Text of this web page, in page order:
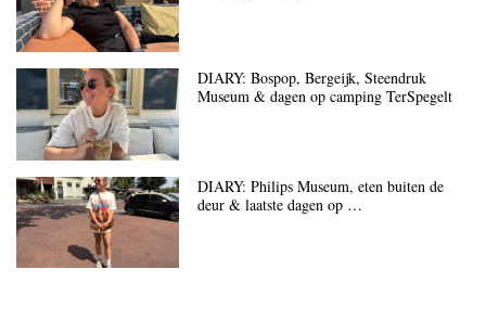
DIARY: Bospop, Bergeijk, Steendruk
Museum & dagen op camping TerSpegelt
DIARY: Philips Museum, eten buiten de
deur & laatste dagen op …